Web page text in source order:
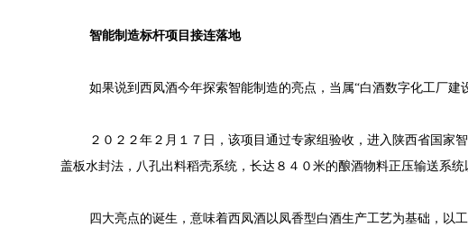
智能制造标杆项目接连落地
如果说到西凤酒今年探索智能制造的亮点，当属“白酒数字化工厂建
２０２２年２月１７日，该项目通过专家组验收，进入陕西省国家
盖板水封法，八孔出料稻壳系统，长达８４０米的酿酒物料正压输送系
四大亮点的诞生，意味着西凤酒以凤香型白酒生产工艺为基础，以